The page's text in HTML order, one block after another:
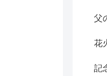
父
花
記